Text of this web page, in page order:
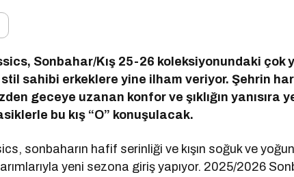
Sonbahar/Kış 25-26 koleksiyonundaki çok
stil sahibi erkeklere yine ilham veriyor. Şehrin
geceye uzanan konfor ve şıklığın yanısıra
bu kış “O” konuşulacak.
sonbaharın hafif serinliği ve kışın soğuk ve
yeni sezona giriş yapıyor. 2025/2026